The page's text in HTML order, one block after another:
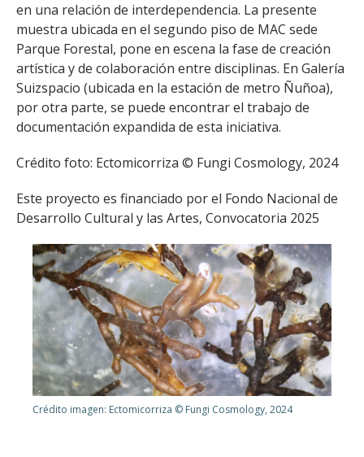
en una relación de interdependencia. La presente
muestra ubicada en el segundo piso de MAC sede
Parque Forestal, pone en escena la fase de creación
artística y de colaboración entre disciplinas. En Galería
Suizspacio (ubicada en la estación de metro Ñuñoa),
por otra parte, se puede encontrar el trabajo de
documentación expandida de esta iniciativa.
Crédito foto: Ectomicorriza © Fungi Cosmology, 2024
Este proyecto es financiado por el Fondo Nacional de
Desarrollo Cultural y las Artes, Convocatoria 2025
Crédito imagen: Ectomicorriza © Fungi Cosmology, 2024